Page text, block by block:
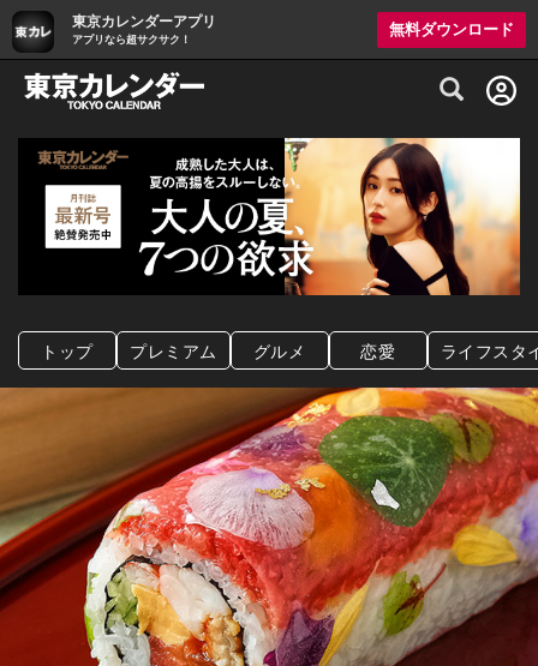
東京カレンダーアプリ
アプリなら超サクサク！
無料ダウンロード
グルメ情報・プレミアムレストラン予約
トップ プレミアム グルメ 恋愛 ライフスタ